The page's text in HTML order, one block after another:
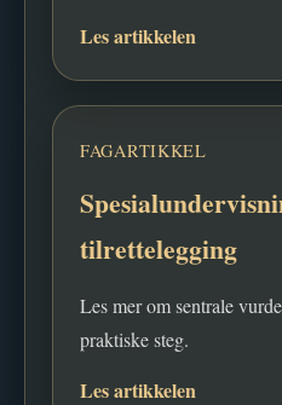
Les artikkelen
FAGARTIKKEL
tilrettelegging
Les mer om sentrale
praktiske steg.
Les artikkelen